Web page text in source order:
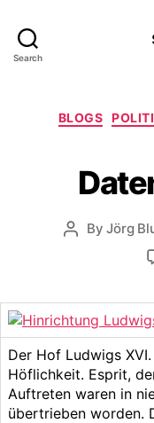
Search
BLOGS
PostByJörg
Der Hof Ludwigs
Höflichkeit. Esprit,
Auftreten waren in
übertrieben worden.